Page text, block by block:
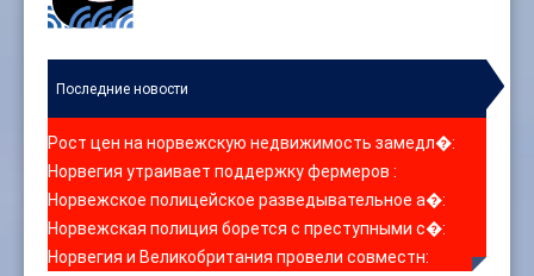
Последние новости
Рост цен на норвежскую недвижимость замедл�:
Норвегия утраивает поддержку фермеров :
Норвежское полицейское разведывательное а�:
Норвежская полиция борется с преступными с�:
Норвегия и Великобритания провели совместн: